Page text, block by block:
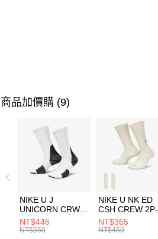
商品加價購 (9)
NIKE U J
UNICORN CRW
1PR -160 男女 中
統襪 FZ3393100
NT$446
NT$550
NIKE U NK ED
CSH CREW 2P-
144 EMBRDY 男
女 短統襪
NT$365
NT$450